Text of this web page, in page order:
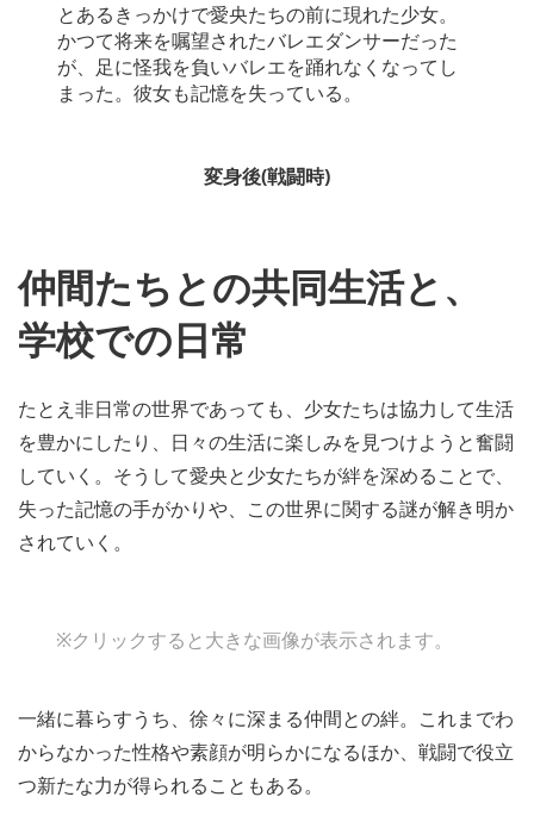
とあるきっかけで愛央たちの前に現れた少女。
かつて将来を嘱望されたバレエダンサーだった
が、足に怪我を負いバレエを踊れなくなってし
まった。彼女も記憶を失っている。
変身後(戦闘時)
仲間たちとの共同生活と、
学校での日常
たとえ非日常の世界であっても、少女たちは協力して生活
を豊かにしたり、日々の生活に楽しみを見つけようと奮闘
していく。そうして愛央と少女たちが絆を深めることで、
失った記憶の手がかりや、この世界に関する謎が解き明か
されていく。
※クリックすると大きな画像が表示されます。
一緒に暮らすうち、徐々に深まる仲間との絆。これまでわ
からなかった性格や素顔が明らかになるほか、戦闘で役立
つ新たな力が得られることもある。